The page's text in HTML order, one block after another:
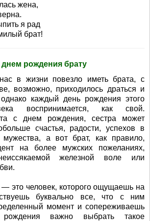
жена,
я рад
брат!
рождения брату
в жизни повезло иметь брата, с
возможно, приходилось драться и
каждый день рождения этого
воспринимается, как свой.
с днем рождения, сестра может
счастья, радости, успехов в
а вот брат, как правило,
на более мужских пожеланиях,
железной воле или
— это человек, которого ощущаешь на
буквально все, что с ним
момент и сопереживаешь
важно выбрать такое